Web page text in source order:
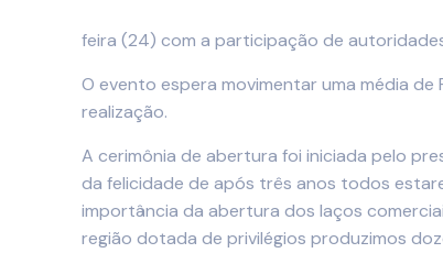
feira (24) com a participação de
O evento espera movimentar uma média
realização.
A cerimônia de abertura foi iniciada pelo
da felicidade de após três anos todos
importância da abertura dos laços
região dotada de privilégios produzimos